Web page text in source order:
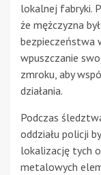
lokalnej fabryki.
że mężczyzna
bezpieczeństwa
wpuszczanie
zmroku, aby
działania.
Podczas
oddziału policji
lokalizację tych
metalowych